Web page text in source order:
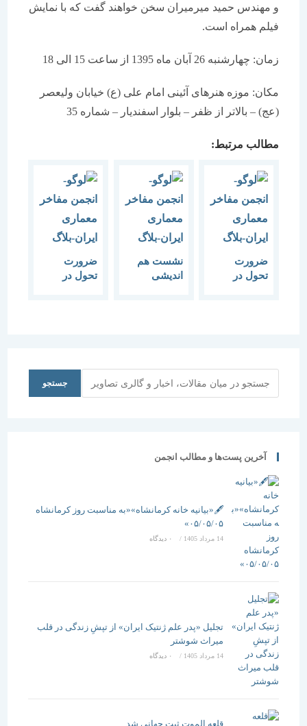
و مهندس حمید میرمیران سخن خواهند گفت که با نمایش
فیلم همراه است.
زمان: چهارشنبه 26 آبان ماه 1395 از ساعت 15 الی 18
مکان: موزه هنرهای آئینی امام علی (ع) خیابان ولیعصر
(عج) – بالاتر از ظفر – بلوار اسفندیار – شماره 35
مطالب مرتبط:
ضرورت
تحول در
نشست هم
اندیشی
ضرورت
تحول در
جستجو
آخرین پست‌ها و مطالب انجمن
🖋️«بیانیه خانه کرمانشاه»«به مناسبت روز کرمانشاه
۰۵/۰۵/۰۵»
/ ۰ دیدگاه
تجلیل «پدر علم ژنتیک ایران» از تپشِ زندگی در قلب
میراث شوشتر
14 مرداد 1405 / ۰ دیدگاه
قلعه الموت ثبت جهانی شد